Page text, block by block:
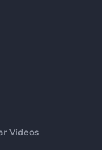
Videos